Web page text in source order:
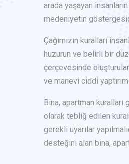
arada yaşayan
medeniyetin
Çağımızın kuralları
huzurun ve belirli bir
çerçevesinde
ve manevi ciddi
Bina, apartman
olarak tebliğ edilen
gerekli uyarılar
desteğini alan bina,